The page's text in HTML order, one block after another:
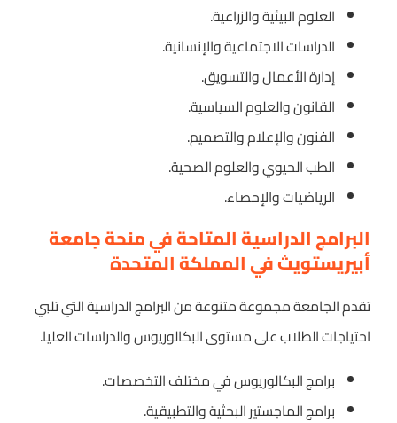
العلوم البيئية والزراعية.
الدراسات الاجتماعية والإنسانية.
إدارة الأعمال والتسويق.
القانون والعلوم السياسية.
الفنون والإعلام والتصميم.
الطب الحيوي والعلوم الصحية.
الرياضيات والإحصاء.
البرامج الدراسية المتاحة في منحة جامعة
أبيريستويث في المملكة المتحدة
تقدم الجامعة مجموعة متنوعة من البرامج الدراسية التي تلبي
احتياجات الطلاب على مستوى البكالوريوس والدراسات العليا.
برامج البكالوريوس في مختلف التخصصات.
برامج الماجستير البحثية والتطبيقية.